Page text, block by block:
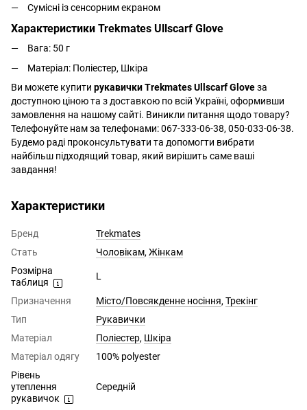
Сумісні із сенсорним екраном
Характеристики Trekmates Ullscarf Glove
Вага: 50 г
Матеріал: Поліестер, Шкіра
Ви можете купити рукавички Trekmates Ullscarf Gloveза
доступною ціною та з доставкою по всій Україні, оформивши
замовлення на нашому сайті. Виникли питання щодо товару?
Телефонуйте нам за телефонами: 067-333-06-38, 050-033-06-38.
Будемо раді проконсультувати та допомогти вибрати
найбільш підходящий товар, який вирішить саме ваші
завдання!
Характеристики
Бренд
Trekmates
Стать
Чоловікам, Жінкам
Розмірна
таблиця
L
Призначення Місто/Повсякденне носіння, Трекінг
Тип
Рукавички
Матеріал
Поліестер, Шкіра
Матеріал одягу
100% polyester
Рівень
утеплення
рукавичок
Середній